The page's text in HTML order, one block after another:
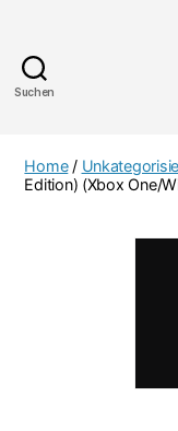
Suchen
Home/
Edition) (Xbox One/